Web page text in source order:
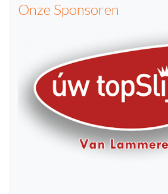
Onze Sponsoren